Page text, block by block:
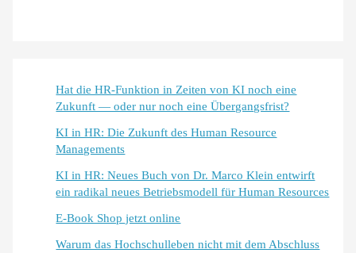
Hat die HR-Funktion in Zeiten von KI noch eine
Zukunft — oder nur noch eine Übergangsfrist?
KI in HR: Die Zukunft des Human Resource
Managements
KI in HR: Neues Buch von Dr. Marco Klein entwirft
ein radikal neues Betriebsmodell für Human Resources
E-Book Shop jetzt online
Warum das Hochschulleben nicht mit dem Abschluss